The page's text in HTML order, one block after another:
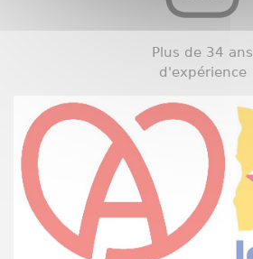
Plus de 34 ans
d'expérience